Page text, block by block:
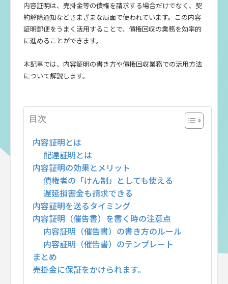
内容証明は、売掛金等の債権を請求する場合だけでなく、契
約解除通知などさまざまな局面で使われています。この内容
証明郵便をうまく活用することで、債権回収の業務を効率的
に進めることができます。
本記事では、内容証明の書き方や債権回収業務での活用方法
について解説します。
目次
内容証明とは
配達証明とは
内容証明の効果とメリット
債権者の「けん制」としても使える
遅延損害金も請求できる
内容証明を送るタイミング
内容証明（催告書）を書く時の注意点
内容証明（催告書）の書き方のルール
内容証明（催告書）のテンプレート
まとめ
売掛金に保証をかけられます。